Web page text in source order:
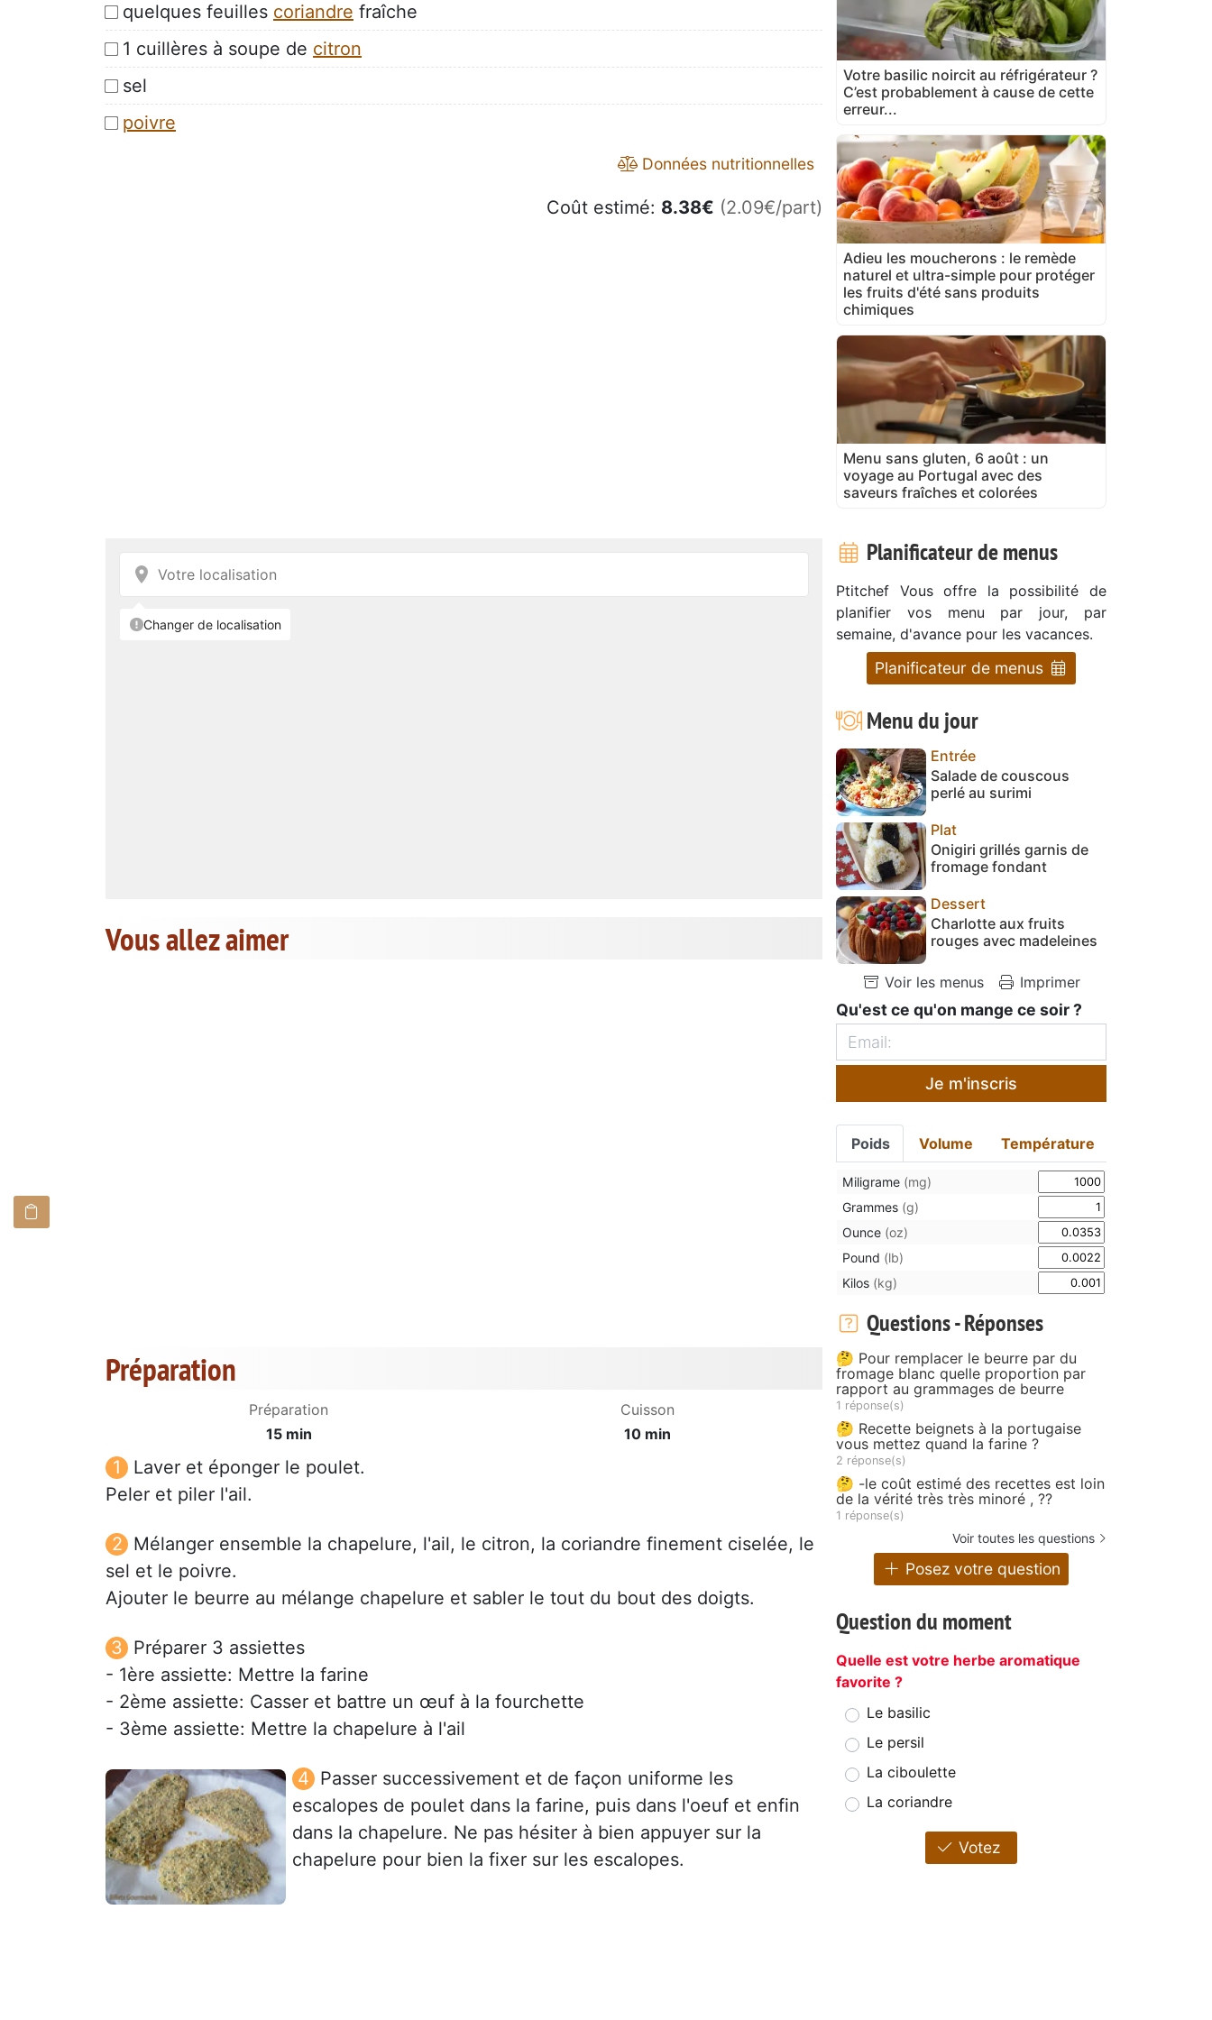
quelques feuilles coriandre fraîche
1 cuillères à soupe de citron
sel
poivre
Données nutritionnelles
Coût estimé: 8.38€ (2.09€/part)
Vous allez aimer
Préparation
Préparation
15 min
Cuisson
10 min
Laver et éponger le poulet.
Peler et piler l'ail.
Mélanger ensemble la chapelure, l'ail, le citron, la coriandre finement ciselée, le
sel et le poivre.
Ajouter le beurre au mélange chapelure et sabler le tout du bout des doigts.
Préparer 3 assiettes
- 1ère assiette: Mettre la farine
- 2ème assiette: Casser et battre un œuf à la fourchette
- 3ème assiette: Mettre la chapelure à l'ail
Passer successivement et de façon uniforme les
escalopes de poulet dans la farine, puis dans l'oeuf et enfin
dans la chapelure. Ne pas hésiter à bien appuyer sur la
chapelure pour bien la fixer sur les escalopes.
Votre basilic noircit au réfrigérateur ?
C’est probablement à cause de cette
erreur...
Adieu les moucherons : le remède
naturel et ultra-simple pour protéger
les fruits d'été sans produits
chimiques
Menu sans gluten, 6 août : un
voyage au Portugal avec des
saveurs fraîches et colorées
Planificateur de menus
Ptitchef Vous offre la possibilité de
planifier vos menu par jour, par
semaine, d'avance pour les vacances.
Planificateur de menus
Menu du jour
Entrée
Salade de couscous
perlé au surimi
Plat
Onigiri grillés garnis de
fromage fondant
Dessert
Charlotte aux fruits
rouges avec madeleines
Voir les menus Imprimer
Qu'est ce qu'on mange ce soir ?
Je m'inscris
Poids Volume Température
Miligrame (mg)
Grammes (g)
Ounce (oz)
Pound (lb)
Kilos (kg)
Questions - Réponses
🤔 Pour remplacer le beurre par du
fromage blanc quelle proportion par
rapport au grammages de beurre
1 réponse(s)
🤔 Recette beignets à la portugaise
vous mettez quand la farine ?
2 réponse(s)
🤔 -le coût estimé des recettes est loin
de la vérité très très minoré , ??
1 réponse(s)
Voir toutes les questions
Posez votre question
Question du moment
Quelle est votre herbe aromatique
favorite ?
Le basilic
Le persil
La ciboulette
La coriandre
Votez